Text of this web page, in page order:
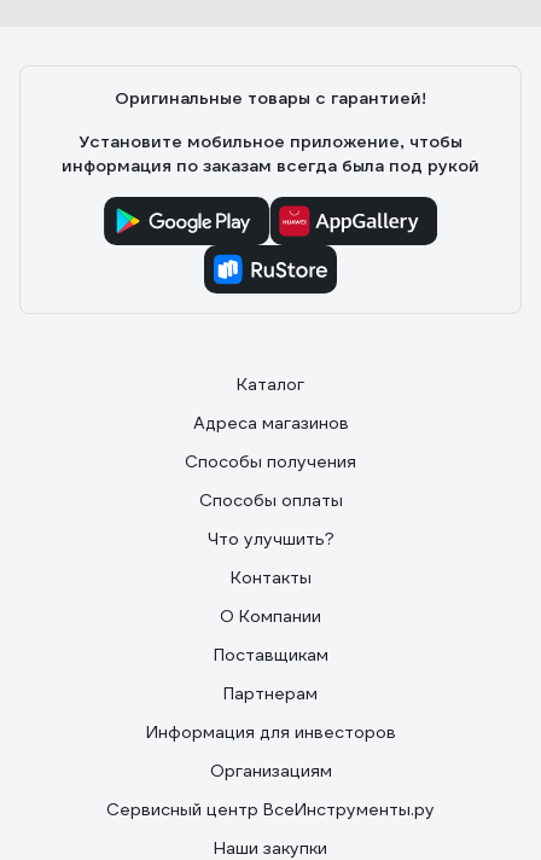
Оригинальные товары с гарантией!
Установите мобильное приложение, чтобы
информация по заказам всегда была под рукой
Каталог
Адреса магазинов
Способы получения
Способы оплаты
Что улучшить?
Контакты
О Компании
Поставщикам
Партнерам
Информация для инвесторов
Организациям
Сервисный центр ВсеИнструменты.ру
Наши закупки